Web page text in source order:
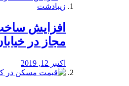
افزایش
مجاز در
اکتبر 12, 2019